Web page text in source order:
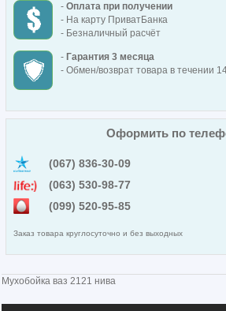
- Оплата при получении
- На карту ПриватБанка
- Безналичный расчёт
- Гарантия 3 месяца
- Обмен/возврат товара в течении
Оформить по
(067) 836-30-09
(063) 530-98-77
(099) 520-95-85
Заказ товара круглосуточно и без выходных
Мухобойка ваз 2121 нива